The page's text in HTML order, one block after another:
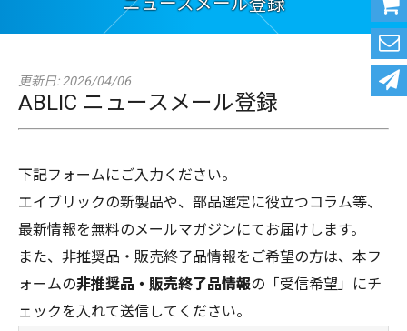
ニュースメール登録
更新日: 2026/04/06
ABLIC ニュースメール登録
下記フォームにご入力ください。
エイブリックの新製品や、部品選定に役立つコラム等、
最新情報を無料のメールマガジンにてお届けします。
また、非推奨品・販売終了品情報をご希望の方は、本フ
ォームの非推奨品・販売終了品情報の「受信希望」にチ
ェックを入れて送信してください。